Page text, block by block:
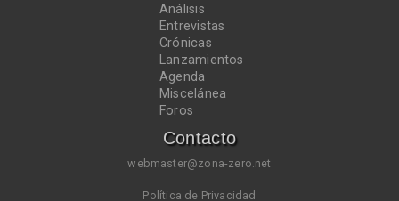
Análisis
Entrevistas
Crónicas
Lanzamientos
Agenda
Miscelánea
Foros
Contacto
webmaster@zona-zero.net
Política de Privacidad